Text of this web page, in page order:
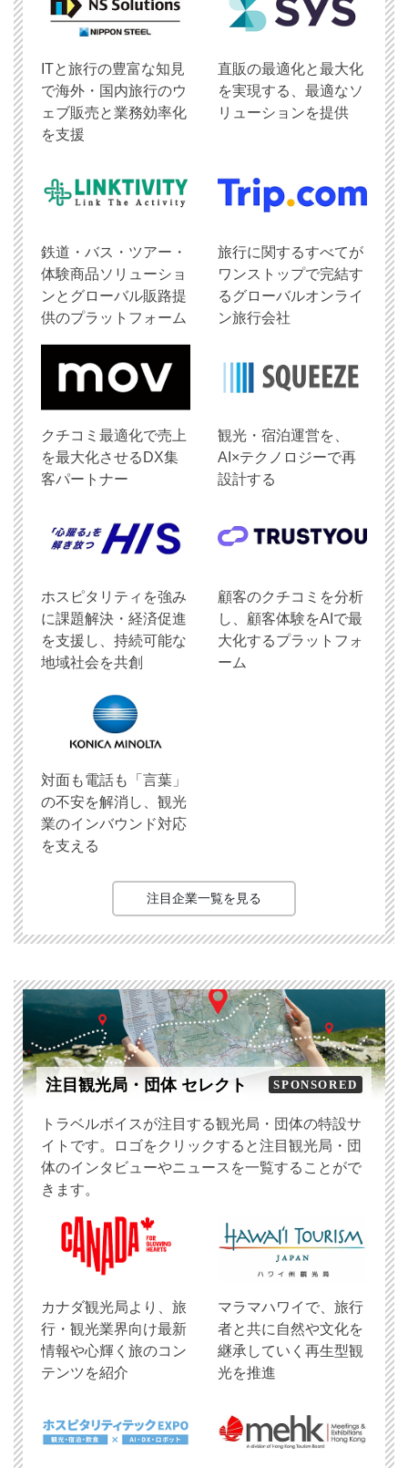
ITと旅行の豊富な知見
で海外・国内旅行のウ
ェブ販売と業務効率化
を支援
直販の最適化と最大化
を実現する、最適なソ
リューションを提供
鉄道・バス・ツアー・
体験商品ソリューショ
ンとグローバル販路提
供のプラットフォーム
旅行に関するすべてが
ワンストップで完結す
るグローバルオンライ
ン旅行会社
クチコミ最適化で売上
を最大化させるDX集
客パートナー
観光・宿泊運営を、
AI×テクノロジーで再
設計する
ホスピタリティを強み
に課題解決・経済促進
を支援し、持続可能な
地域社会を共創
顧客のクチコミを分析
し、顧客体験をAIで最
大化するプラットフォ
ーム
対面も電話も「言葉」
の不安を解消し、観光
業のインバウンド対応
を支える
注目企業一覧を見る
注目観光局・団体 セレクト SPONSORED
トラベルボイスが注目する観光局・団体の特設サ
イトです。ロゴをクリックすると注目観光局・団
体のインタビューやニュースを一覧することがで
きます。
​カナダ観光局より、旅
行・観光業界向け最新
情報や心輝く旅のコン
テンツを紹介
マラマハワイで、旅行
者と共に自然や文化を
継承していく再生型観
光を推進